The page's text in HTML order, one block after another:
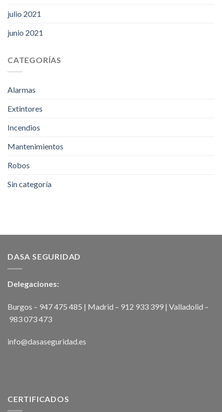
julio 2021
junio 2021
CATEGORÍAS
Alarmas
Extintores
Incendios
Mantenimientos
Robos
Sin categoría
DASA SEGURIDAD
Delegaciones:
Burgos – 947 475 485 | Madrid – 912 933 399 | Valladolid –
983 073 473
info@dasaseguridad.es
CERTIFICADOS